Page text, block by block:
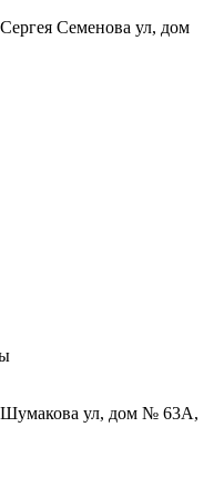
Семенова ул, дом
Шумакова ул, дом № 63А,